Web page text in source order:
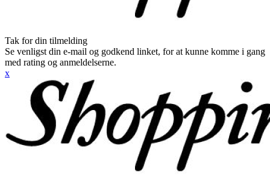
Tak for din tilmelding
Se venligst din e-mail og godkend linket, for at kunne komme i gang
med rating og anmeldelserne.
x